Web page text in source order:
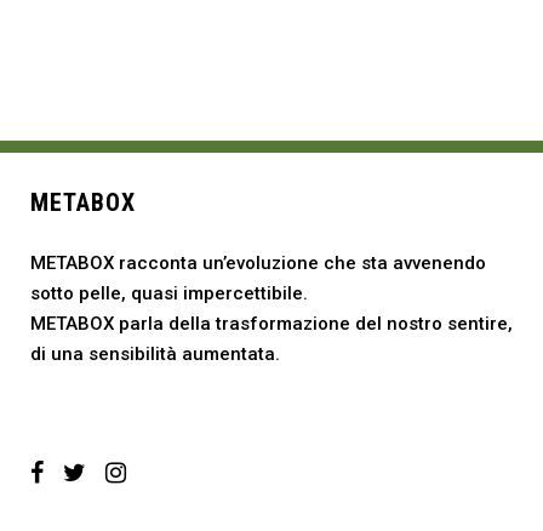
METABOX
METABOX racconta un’evoluzione che sta avvenendo
sotto pelle, quasi impercettibile.
METABOX parla della trasformazione del nostro sentire,
di una sensibilità aumentata.